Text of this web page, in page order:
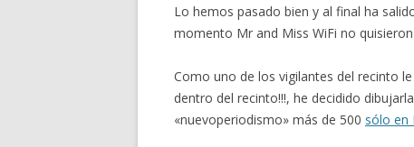
Lo hemos pasado bien y al final ha
momento Mr and Miss WiFi no
Como uno de los vigilantes del recinto
dentro del recinto!!!, he decidido
«nuevoperiodismo» más de 500 sólo en